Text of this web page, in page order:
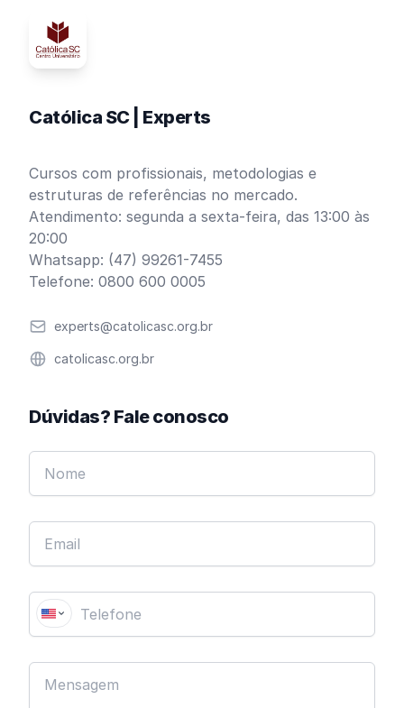
Católica SC | Experts
Cursos com profissionais, metodologias e
estruturas de referências no mercado.
Atendimento: segunda a sexta-feira, das 13:00 às
20:00
Whatsapp: (47) 99261-7455
Telefone: 0800 600 0005
Emailexperts@catolicasc.org.br
Websitecatolicasc.org.br
Dúvidas? Fale conosco